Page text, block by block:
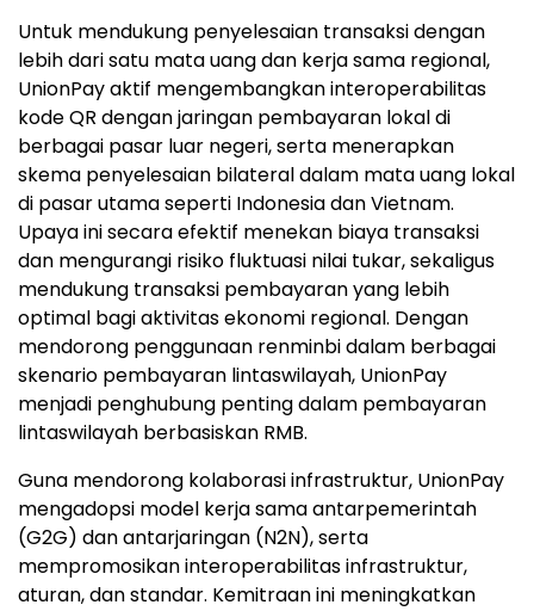
Untuk mendukung penyelesaian transaksi dengan
lebih dari satu mata uang dan kerja sama regional,
UnionPay aktif mengembangkan interoperabilitas
kode QR dengan jaringan pembayaran lokal di
berbagai pasar luar negeri, serta menerapkan
skema penyelesaian bilateral dalam mata uang lokal
di pasar utama seperti Indonesia dan Vietnam.
Upaya ini secara efektif menekan biaya transaksi
dan mengurangi risiko fluktuasi nilai tukar, sekaligus
mendukung transaksi pembayaran yang lebih
optimal bagi aktivitas ekonomi regional. Dengan
mendorong penggunaan renminbi dalam berbagai
skenario pembayaran lintaswilayah, UnionPay
menjadi penghubung penting dalam pembayaran
lintaswilayah berbasiskan RMB.
Guna mendorong kolaborasi infrastruktur, UnionPay
mengadopsi model kerja sama antarpemerintah
(G2G) dan antarjaringan (N2N), serta
mempromosikan interoperabilitas infrastruktur,
aturan, dan standar. Kemitraan ini meningkatkan